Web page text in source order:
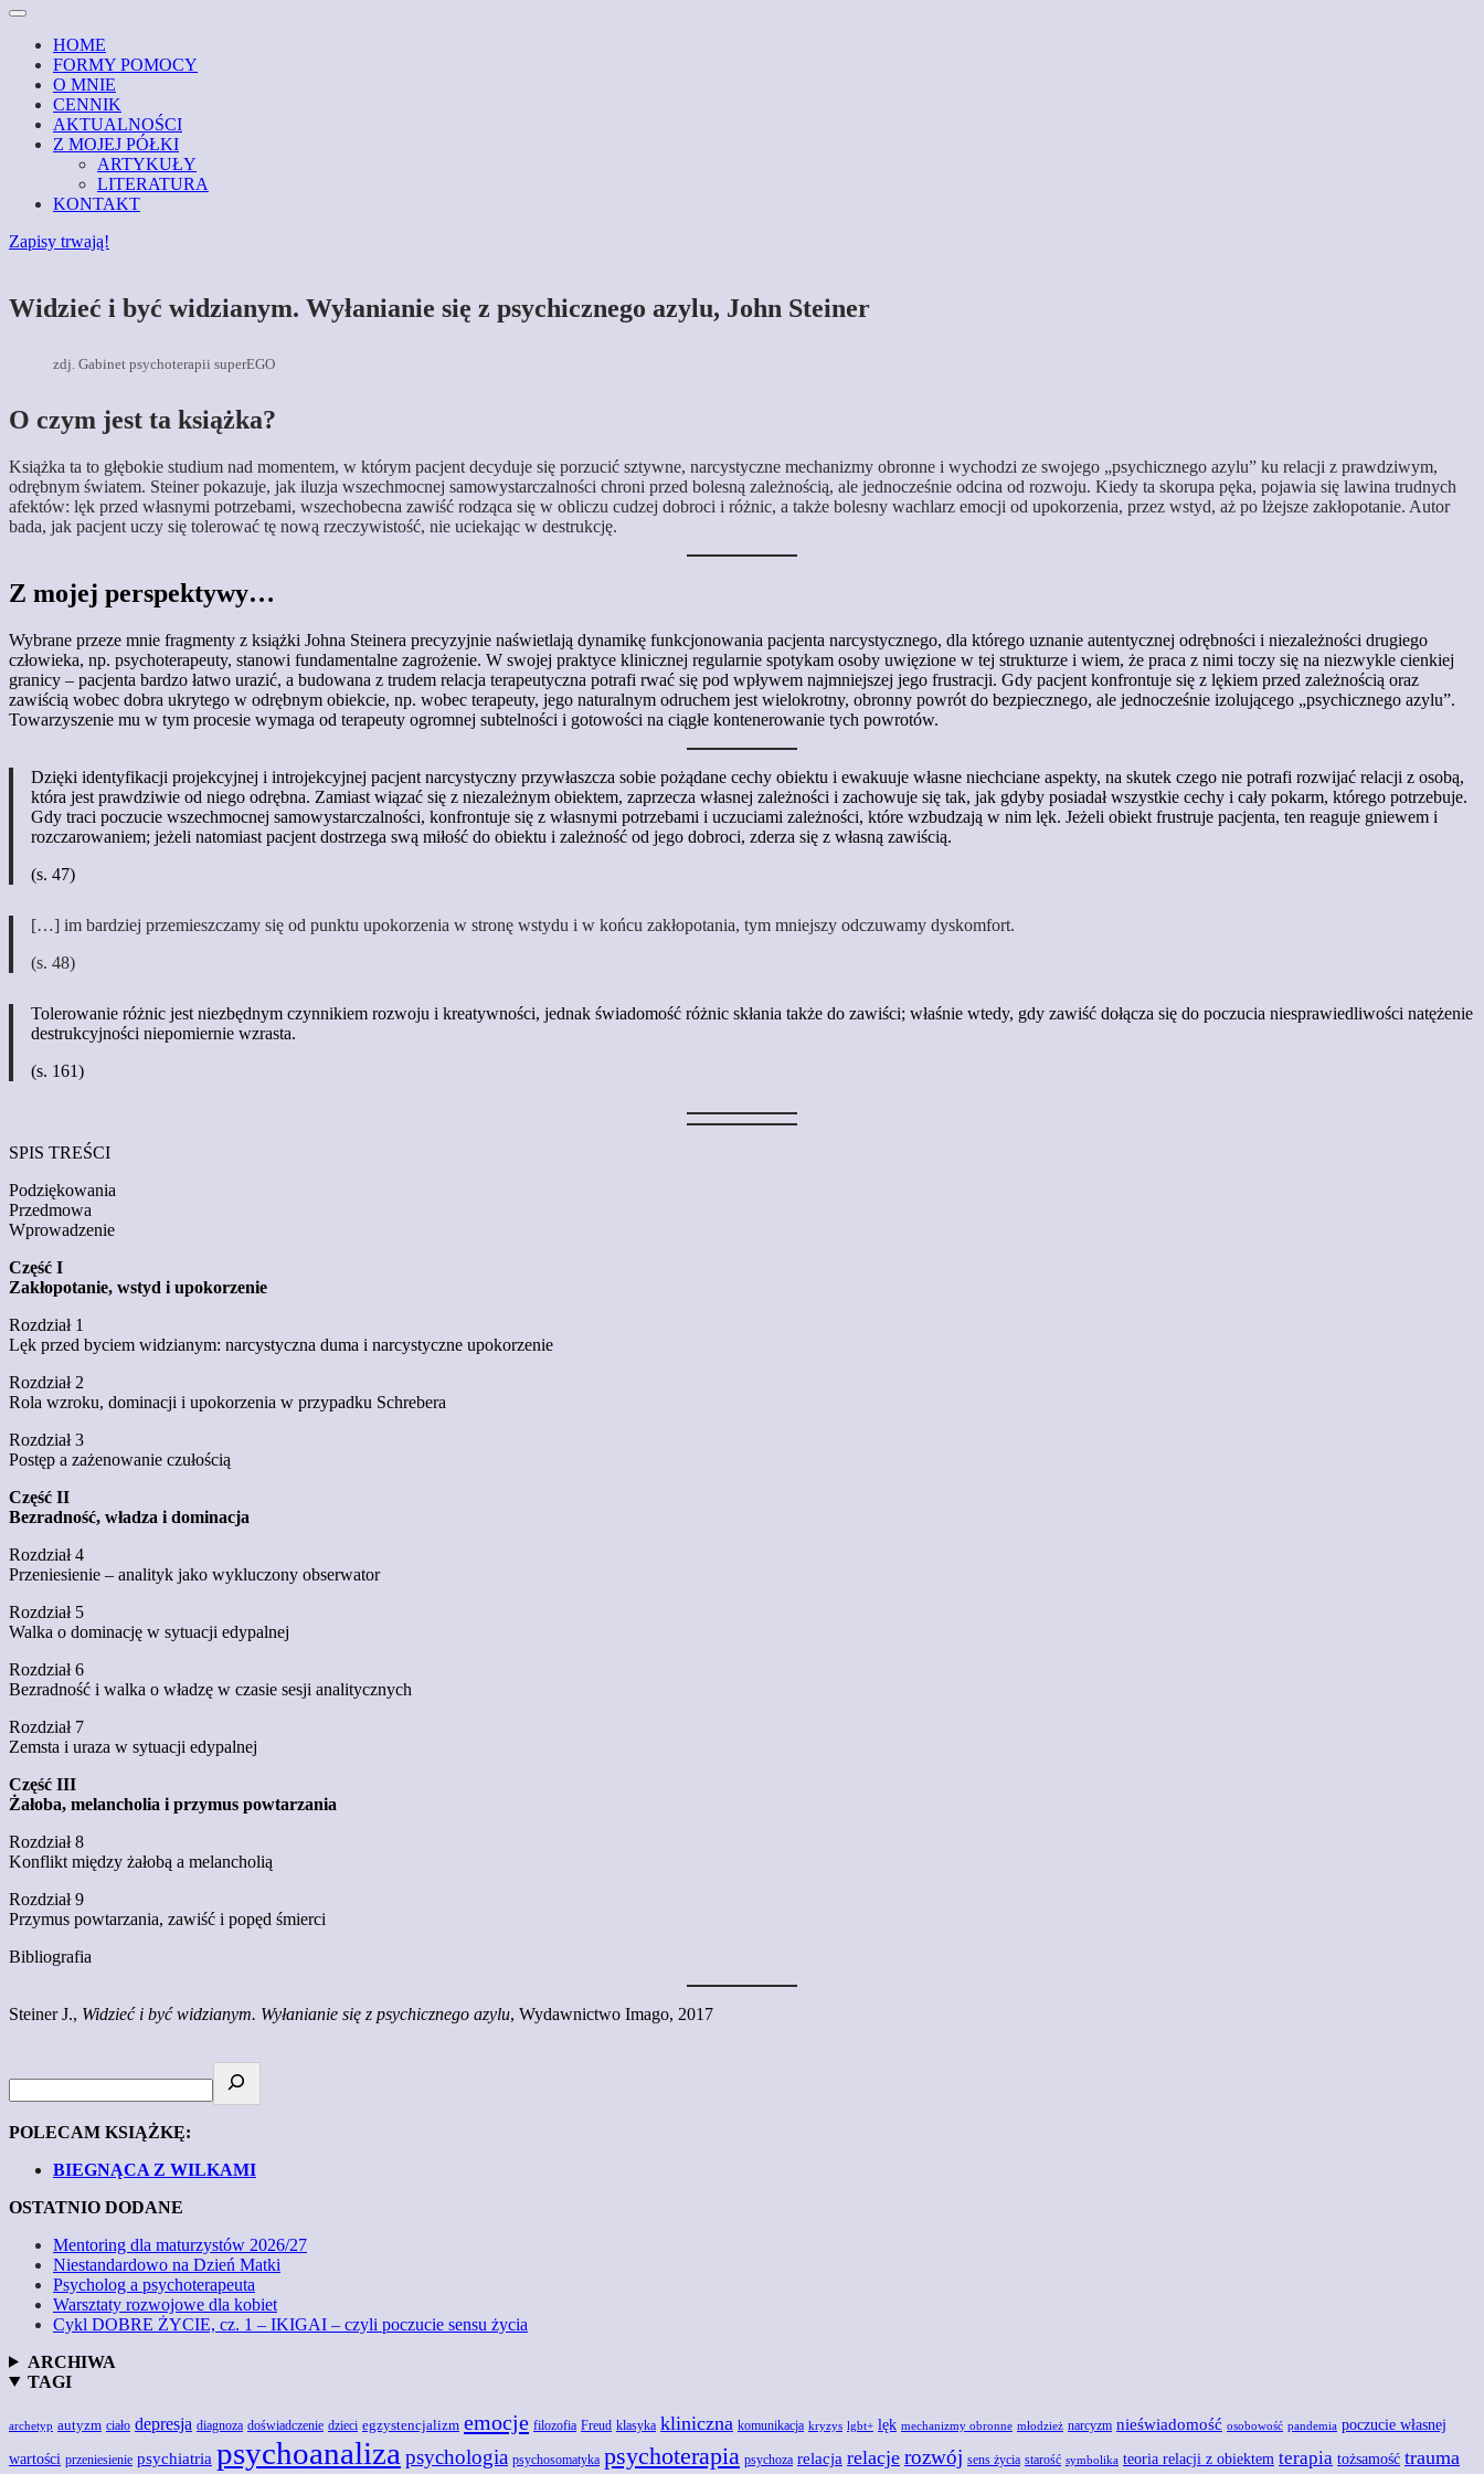
HOME
FORMY POMOCY
O MNIE
CENNIK
AKTUALNOŚCI
Z MOJEJ PÓŁKI
ARTYKUŁY
LITERATURA
KONTAKT
Zapisy trwają!
Widzieć i być widzianym. Wyłanianie się z psychicznego azylu, John Steiner
zdj. Gabinet psychoterapii superEGO
O czym jest ta książka?
Książka ta to głębokie studium nad momentem, w którym pacjent decyduje się porzucić sztywne, narcystyczne mechanizmy obronne i wychodzi ze swojego „psychicznego azylu” ku relacji z prawdziwym,
odrębnym światem. Steiner pokazuje, jak iluzja wszechmocnej samowystarczalności chroni przed bolesną zależnością, ale jednocześnie odcina od rozwoju. Kiedy ta skorupa pęka, pojawia się lawina trudnych
afektów: lęk przed własnymi potrzebami, wszechobecna zawiść rodząca się w obliczu cudzej dobroci i różnic, a także bolesny wachlarz emocji od upokorzenia, przez wstyd, aż po lżejsze zakłopotanie. Autor
bada, jak pacjent uczy się tolerować tę nową rzeczywistość, nie uciekając w destrukcję.
Z mojej perspektywy…
Wybrane przeze mnie fragmenty z książki Johna Steinera precyzyjnie naświetlają dynamikę funkcjonowania pacjenta narcystycznego, dla którego uznanie autentycznej odrębności i niezależności drugiego
człowieka, np. psychoterapeuty, stanowi fundamentalne zagrożenie. W swojej praktyce klinicznej regularnie spotykam osoby uwięzione w tej strukturze i wiem, że praca z nimi toczy się na niezwykle cienkiej
granicy – pacjenta bardzo łatwo urazić, a budowana z trudem relacja terapeutyczna potrafi rwać się pod wpływem najmniejszej jego frustracji. Gdy pacjent konfrontuje się z lękiem przed zależnością oraz
zawiścią wobec dobra ukrytego w odrębnym obiekcie, np. wobec terapeuty, jego naturalnym odruchem jest wielokrotny, obronny powrót do bezpiecznego, ale jednocześnie izolującego „psychicznego azylu”.
Towarzyszenie mu w tym procesie wymaga od terapeuty ogromnej subtelności i gotowości na ciągłe kontenerowanie tych powrotów.
Dzięki identyfikacji projekcyjnej i introjekcyjnej pacjent narcystyczny przywłaszcza sobie pożądane cechy obiektu i ewakuuje własne niechciane aspekty, na skutek czego nie potrafi rozwijać relacji z osobą,
która jest prawdziwie od niego odrębna. Zamiast wiązać się z niezależnym obiektem, zaprzecza własnej zależności i zachowuje się tak, jak gdyby posiadał wszystkie cechy i cały pokarm, którego potrzebuje.
Gdy traci poczucie wszechmocnej samowystarczalności, konfrontuje się z własnymi potrzebami i uczuciami zależności, które wzbudzają w nim lęk. Jeżeli obiekt frustruje pacjenta, ten reaguje gniewem i
rozczarowaniem; jeżeli natomiast pacjent dostrzega swą miłość do obiektu i zależność od jego dobroci, zderza się z własną zawiścią.
(s. 47)
[…] im bardziej przemieszczamy się od punktu upokorzenia w stronę wstydu i w końcu zakłopotania, tym mniejszy odczuwamy dyskomfort.
(s. 48)
Tolerowanie różnic jest niezbędnym czynnikiem rozwoju i kreatywności, jednak świadomość różnic skłania także do zawiści; właśnie wtedy, gdy zawiść dołącza się do poczucia niesprawiedliwości natężenie
destrukcyjności niepomiernie wzrasta.
(s. 161)
SPIS TREŚCI
Podziękowania
Przedmowa
Wprowadzenie
Część I
Zakłopotanie, wstyd i upokorzenie
Rozdział 1
Lęk przed byciem widzianym: narcystyczna duma i narcystyczne upokorzenie
Rozdział 2
Rola wzroku, dominacji i upokorzenia w przypadku Schrebera
Rozdział 3
Postęp a zażenowanie czułością
Część II
Bezradność, władza i dominacja
Rozdział 4
Przeniesienie – analityk jako wykluczony obserwator
Rozdział 5
Walka o dominację w sytuacji edypalnej
Rozdział 6
Bezradność i walka o władzę w czasie sesji analitycznych
Rozdział 7
Zemsta i uraza w sytuacji edypalnej
Część III
Żałoba, melancholia i przymus powtarzania
Rozdział 8
Konflikt między żałobą a melancholią
Rozdział 9
Przymus powtarzania, zawiść i popęd śmierci
Bibliografia
Steiner J., Widzieć i być widzianym. Wyłanianie się z psychicznego azylu, Wydawnictwo Imago, 2017
POLECAM KSIĄŻKĘ:
BIEGNĄCA Z WILKAMI
OSTATNIO DODANE
Mentoring dla maturzystów 2026/27
Niestandardowo na Dzień Matki
Psycholog a psychoterapeuta
Warsztaty rozwojowe dla kobiet
Cykl DOBRE ŻYCIE, cz. 1 – IKIGAI – czyli poczucie sensu życia
ARCHIWA
TAGI
archetyp autyzm ciało depresja diagnoza doświadczenie dzieci egzystencjalizm emocje filozofia Freud klasyka kliniczna komunikacja kryzys lgbt+ lęk mechanizmy obronne młodzież narcyzm nieświadomość osobowość pandemia poczucie własnej
wartości przeniesienie psychiatria psychoanaliza psychologia psychosomatyka psychoterapia psychoza relacja relacje rozwój sens życia starość symbolika teoria relacji z obiektem terapia tożsamość trauma